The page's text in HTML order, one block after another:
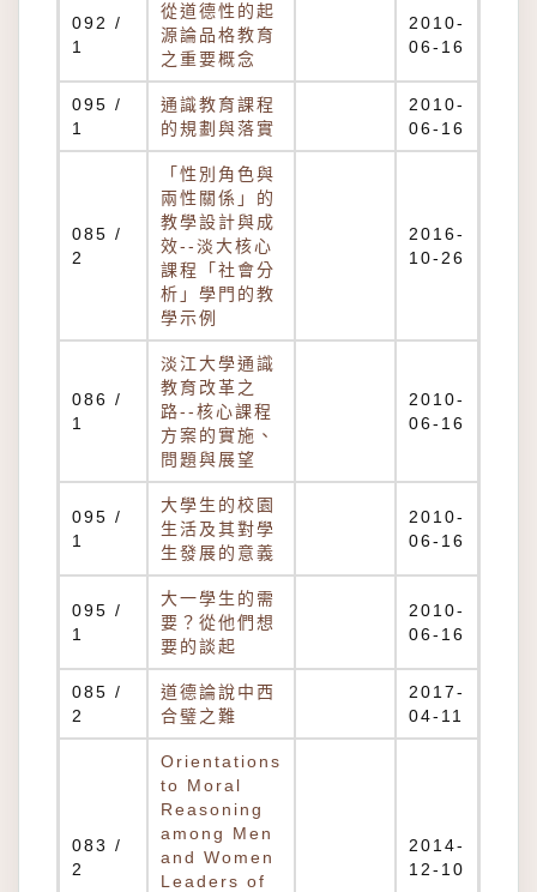
092 /
1
從道德性的起
源論品格教育
之重要概念
2010-
06-16
095 /
1
通識教育課程
的規劃與落實
2010-
06-16
085 /
2
「性別角色與
兩性關係」的
教學設計與成
效--淡大核心
課程「社會分
析」學門的教
學示例
2016-
10-26
086 /
1
淡江大學通識
教育改革之
路--核心課程
方案的實施、
問題與展望
2010-
06-16
095 /
1
大學生的校園
生活及其對學
生發展的意義
2010-
06-16
095 /
1
大一學生的需
要？從他們想
要的談起
2010-
06-16
085 /
2
道德論說中西
合璧之難
2017-
04-11
083 /
2
Orientations
to Moral
Reasoning
among Men
and Women
Leaders of
2014-
12-10